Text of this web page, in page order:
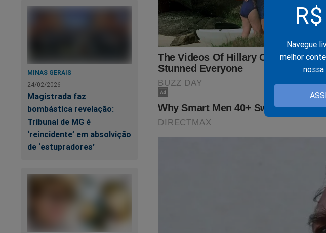
Navegue
melhor
nossa
MINAS GERAIS
24/02/2026
Magistrada faz
bombástica revelação:
Tribunal de MG é
‘reincidente’ em absolvição
de ‘estupradores’
O desmanche da USAID:
midiática nos Estados Unidos
Mourão toma atitude e vai
Apresentador de um dos
em evento internacional